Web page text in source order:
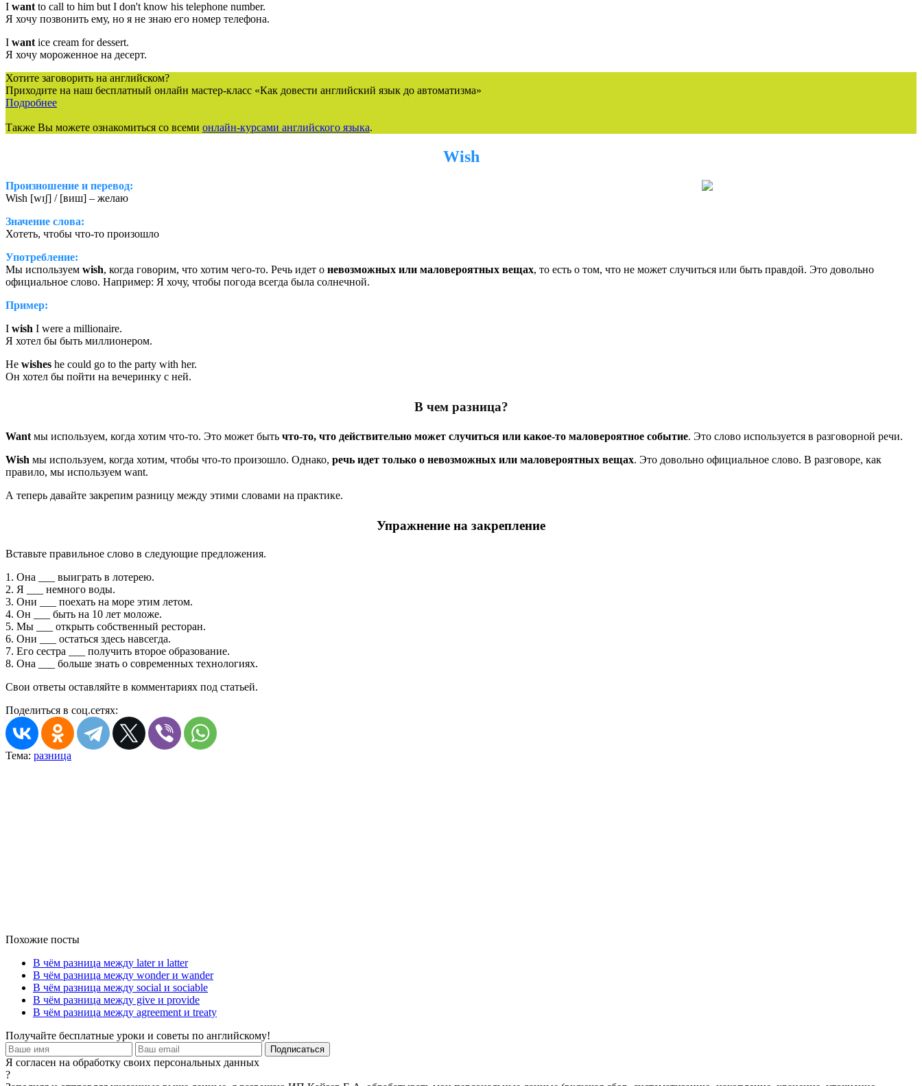
I want to call to him but I don't know his telephone number.
Я хочу позвонить ему, но я не знаю его номер телефона.
I want ice cream for dessert.
Я хочу мороженное на десерт.
Хотите заговорить на английском?
Приходите на наш бесплатный онлайн мастер-класс «Как довести английский язык до автоматизма»
Подробнее
Также Вы можете ознакомиться со всеми онлайн-курсами английского языка.
Wish
Произношение и перевод:
Wish [wɪʃ] / [виш] – желаю
Значение слова:
Хотеть, чтобы что-то произошло
Употребление:
Мы используем wish, когда говорим, что хотим чего-то. Речь идет о невозможных или маловероятных вещах, то есть о том, что не может случиться или быть правдой. Это довольно
официальное слово. Например: Я хочу, чтобы погода всегда была солнечной.
Пример:
I wish I were a millionaire.
Я хотел бы быть миллионером.
He wishes he could go to the party with her.
Он хотел бы пойти на вечеринку с ней.
В чем разница?
Want мы используем, когда хотим что-то. Это может быть что-то, что действительно может случиться или какое-то маловероятное событие. Это слово используется в разговорной речи.
Wish мы используем, когда хотим, чтобы что-то произошло. Однако, речь идет только о невозможных или маловероятных вещах. Это довольно официальное слово. В разговоре, как
правило, мы используем want.
А теперь давайте закрепим разницу между этими словами на практике.
Упражнение на закрепление
Вставьте правильное слово в следующие предложения.
1. Она ___ выиграть в лотерею.
2. Я ___ немного воды.
3. Они ___ поехать на море этим летом.
4. Он ___ быть на 10 лет моложе.
5. Мы ___ открыть собственный ресторан.
6. Они ___ остаться здесь навсегда.
7. Его сестра ___ получить второе образование.
8. Она ___ больше знать о современных технологиях.
Свои ответы оставляйте в комментариях под статьей.
Поделиться в соц.сетях:
Тема: разница
Похожие посты
В чём разница между later и latter
В чём разница между wonder и wander
В чём разница между social и sociable
В чём разница между give и provide
В чём разница между agreement и treaty
Получайте бесплатные уроки и советы по английскому!
Я согласен на обработку своих персональных данных
?